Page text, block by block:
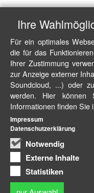
Ihre
Für ein optimales
die für das
Ihrer Zustimmung
zur Anzeige externer
Soundcloud, ...) oder
werden. Hier können
Informationen finden Sie
Notwendig
Externe Inhalte
Statistiken
Impressum
Datenschutzerklärung